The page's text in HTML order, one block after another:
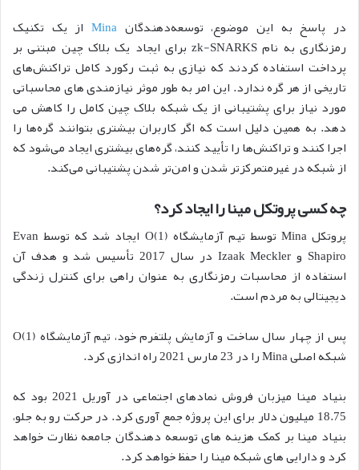
در پاسخ به این موضوع، توسعه‌دهندگان Mina از یک تکنیک
رمزنگاری به نام zk-SNARKS برای ایجاد یک بلاک چین مبتنی بر
پرداخت استفاده کردند که نیازی به ثبت رکورد کامل تراکنش‌های
تاریخی از هر گره ندارد. این امر به طور موثر نیازمندی های محاسباتی
مورد نیاز برای پشتیبانی از یک شبکه بلاک چین کامل را کاهش می
دهد. به همین دلیل است که اگر کاربران بیشتری بتوانند گره‌ها را
اجرا کنند و تراکنش‌ها را تأیید کنند، گره‌های بیشتری ایجاد می‌شود که
از شبکه در غیرمتمرکزتر شدن و امن‌تر شدن پشتیبانی می‌کند.
چه کسی پروتکل مینا را ایجاد کرد؟
پروتکل Mina توسط تیم آزمایشگاه O(1) ایجاد شد که توسط Evan
Shapiro و Izaak Meckler در سال 2017 تأسیس شد و هدف آن
استفاده از محاسبات رمزنگاری به عنوان راهی برای کنترل زندگی
دیجیتالی به مردم است.
پس از چهار سال ساخت و آزمایش پلتفرم خود، تیم آزمایشگاه O(1)
شبکه اصلی Mina را در 23 مارس 2021 راه اندازی کرد.
بنیاد مینا میزبان فروش نمادهای اجتماعی در آوریل 2021 بود که
18.75 میلیون دلار برای این پروژه جمع آوری کرد. در حرکت رو به جلو،
بنیاد مینا بر کمک هزینه های توسعه دهندگان جامعه نظارت خواهد
کرد و دارایی های شبکه مینا را حفظ خواهد کرد.